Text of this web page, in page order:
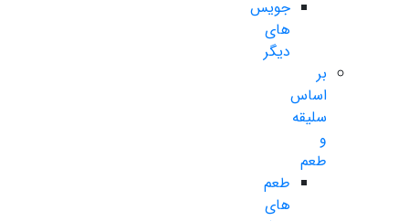
جویس
های
دیگر
بر
اساس
سلیقه
و
طعم
طعم
های